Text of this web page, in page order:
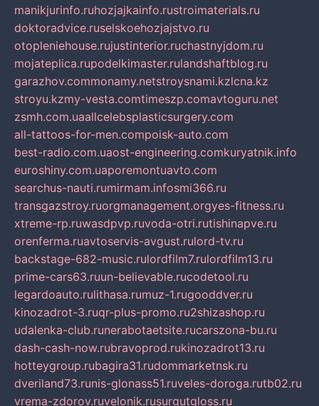
manikjurinfo.ruhozjajkainfo.rustroimaterials.ru
doktoradvice.ruselskoehozjajstvo.ru
otopleniehouse.rujustinterior.ruchastnyjdom.ru
mojateplica.rupodelkimaster.rulandshaftblog.ru
garazhov.commonamy.netstroysnami.kzlcna.kz
stroyu.kzmy-vesta.comtimeszp.comavtoguru.net
zsmh.com.uaallcelebsplasticsurgery.com
all-tattoos-for-men.compoisk-auto.com
best-radio.com.uaost-engineering.comkuryatnik.info
euroshiny.com.uaporemontuavto.com
searchus-nauti.rumirmam.infosmi366.ru
transgazstroy.ruorgmanagement.orgyes-fitness.ru
xtreme-rp.ruwasdpvp.ruvoda-otri.rutishinapve.ru
orenferma.ruavtoservis-avgust.rulord-tv.ru
backstage-682-music.rulordfilm7.rulordfilm13.ru
prime-cars63.ruun-believable.rucodetool.ru
legardoauto.rulithasa.rumuz-1.rugooddver.ru
kinozadrot-3.ruqr-plus-promo.ru2shizashop.ru
udalenka-club.runerabotaetsite.rucarszona-bu.ru
dash-cash-now.rubravoprod.rukinozadrot13.ru
hotteygroup.rubagira31.rudommarketnsk.ru
dveriland73.runis-glonass51.ruveles-doroga.rutb02.ru
vrema-zdorov.ruvelonik.rusurgutgloss.ru